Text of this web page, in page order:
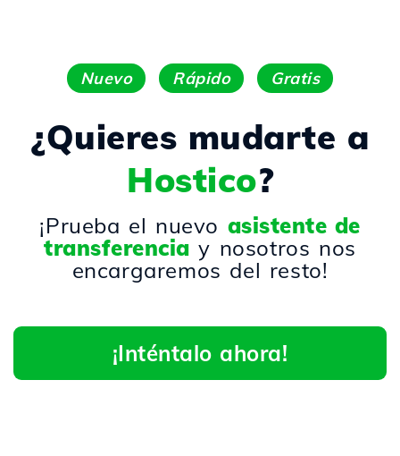
Nuevo Rápido Gratis
¿Quieres mudarte a
Hostico?
¡Prueba el nuevo asistente de
transferencia y nosotros nos
encargaremos del resto!
¡Inténtalo ahora!